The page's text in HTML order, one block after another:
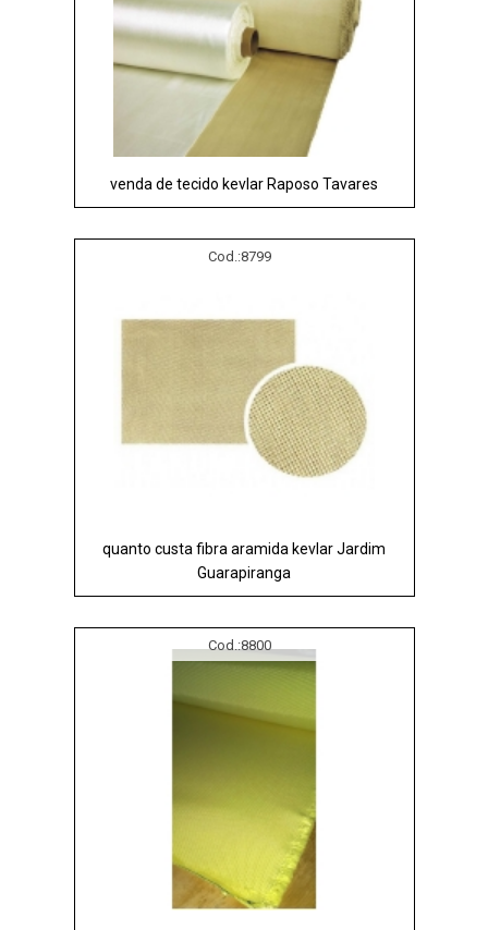
venda de tecido kevlar Raposo Tavares
Cod.:8799
quanto custa fibra aramida kevlar Jardim
Guarapiranga
Cod.:8800